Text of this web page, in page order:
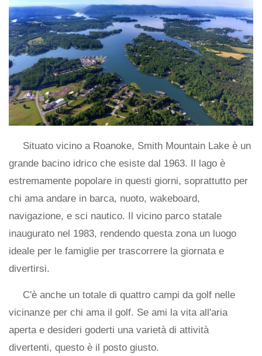
Situato vicino a Roanoke, Smith Mountain Lake è un
grande bacino idrico che esiste dal 1963. Il lago è
estremamente popolare in questi giorni, soprattutto per
chi ama andare in barca, nuoto, wakeboard,
navigazione, e sci nautico. Il vicino parco statale
inaugurato nel 1983, rendendo questa zona un luogo
ideale per le famiglie per trascorrere la giornata e
divertirsi.
C'è anche un totale di quattro campi da golf nelle
vicinanze per chi ama il golf. Se ami la vita all'aria
aperta e desideri goderti una varietà di attività
divertenti, questo è il posto giusto.